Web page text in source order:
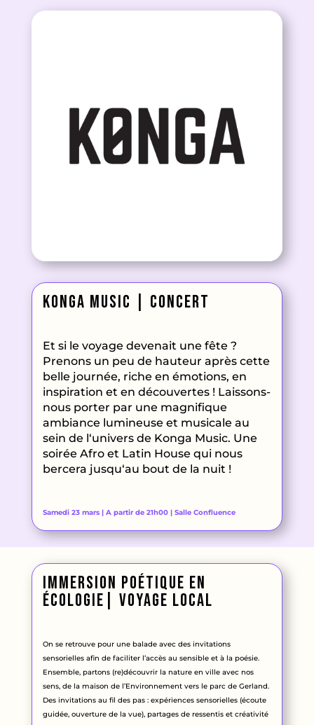
Konga Music | concert
Et si le voyage devenait une fête ?
Prenons un peu de hauteur après cette
belle journée, riche en émotions, en
inspiration et en découvertes ! Laissons-
nous porter par une magnifique
ambiance lumineuse et musicale au
sein de l‘univers de Konga Music. Une
soirée Afro et Latin House qui nous
bercera jusqu‘au bout de la nuit !
Samedi 23 mars | A partir de 21h00 | Salle Confluence
immersion poétique en
écologie| voyage local
On se retrouve pour une balade avec des invitations
sensorielles afin de faciliter l’accès au sensible et à la poésie.
Ensemble, partons (re)découvrir la nature en ville avec nos
sens, de la maison de l’Environnement vers le parc de Gerland.
Des invitations au fil des pas : expériences sensorielles (écoute
guidée, ouverture de la vue), partages de ressentis et créativité